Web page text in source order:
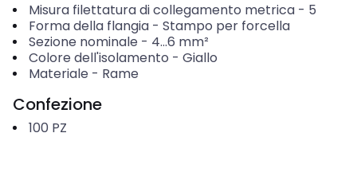
Misura filettatura di collegamento metrica- 5
Forma della flangia- Stampo per forcella
Sezione nominale - 4...6 mm²
Colore dell'isolamento - Giallo
Materiale - Rame
Confezione
100 PZ